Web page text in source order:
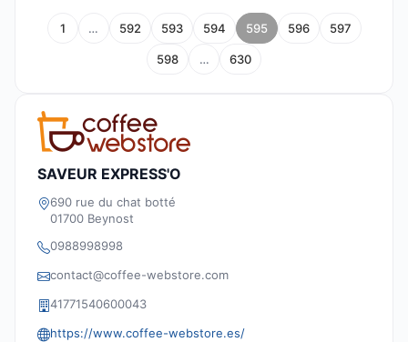
1 … 592 593 594 595 596 597
598 … 630
SAVEUR EXPRESS'O
690 rue du chat botté
01700 Beynost
0988998998
contact@coffee-webstore.com
41771540600043
https://www.coffee-webstore.es/